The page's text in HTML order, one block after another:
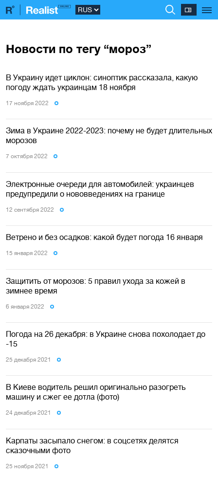
Новости по тегу “мороз”
В Украину идет циклон: синоптик рассказала, какую
погоду ждать украинцам 18 ноября
17 ноября 2022
Зима в Украине 2022-2023: почему не будет длительных
морозов
7 октября 2022
Электронные очереди для автомобилей: украинцев
предупредили о нововведениях на границе
12 сентября 2022
Ветрено и без осадков: какой будет погода 16 января
15 января 2022
Защитить от морозов: 5 правил ухода за кожей в
зимнее время
6 января 2022
Погода на 26 декабря: в Украине снова похолодает до
-15
25 декабря 2021
В Киеве водитель решил оригинально разогреть
машину и сжег ее дотла (фото)
24 декабря 2021
Карпаты засыпало снегом: в соцсетях делятся
сказочными фото
25 ноября 2021